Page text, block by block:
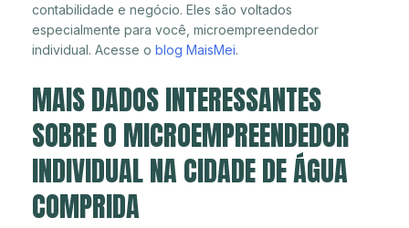
contabilidade e negócio. Eles são voltados
especialmente para você, microempreendedor
individual. Acesse o blog MaisMei.
MAIS DADOS INTERESSANTES
SOBRE O MICROEMPREENDEDOR
INDIVIDUAL NA CIDADE DE ÁGUA
COMPRIDA